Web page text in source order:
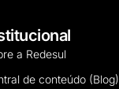
a Redesul
de conteúdo (Blog)